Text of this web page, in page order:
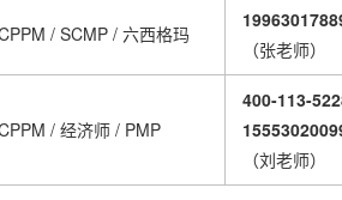
/ SCMP / 六西格玛
（张老师）
/ 经济师 / PMP
400-113-
（刘老师）